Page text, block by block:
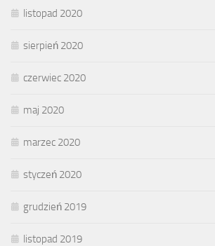
listopad 2020
sierpień 2020
czerwiec 2020
maj 2020
marzec 2020
styczeń 2020
grudzień 2019
listopad 2019